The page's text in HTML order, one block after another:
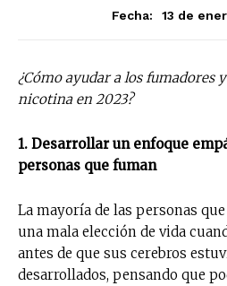
Fecha:
13 de
¿Cómo ayudar a los fumadores
nicotina en 2023?
1. Desarrollar un enfoque
personas que fuman
La mayoría de las personas
una mala elección de vida
antes de que sus cerebros
desarrollados, pensando que